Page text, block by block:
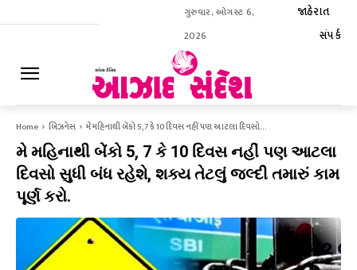
ગુરુવાર, ઓગસ્ટ 6,
2026
જાહેરાત
સંપર્ક
Home બિઝનેસ મે મહિનાથી બેંકો 5, 7 કે 10 દિવસ નહીં પણ આટલા દિવસો...
મે મહિનાથી બેંકો 5, 7 કે 10 દિવસ નહીં પણ આટલા
દિવસો સુધી બંધ રહેશે, શક્ય તેટલું જલ્દી તમારું કામ
પૂર્ણ કરો.